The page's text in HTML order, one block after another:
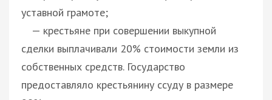
уставной грамоте;
— крестьяне при совершении выкупной
сделки выплачивали 20% стоимости земли из
собственных средств. Государство
предоставляло крестьянину ссуду в размере